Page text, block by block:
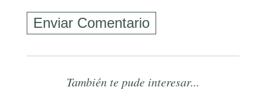
También te pude interesar...